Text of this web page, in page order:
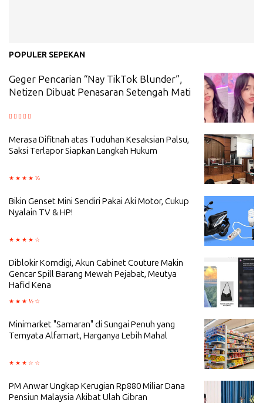
POPULER SEPEKAN
Geger Pencarian “Nay TikTok Blunder”,
Netizen Dibuat Penasaran Setengah Mati
Merasa Difitnah atas Tuduhan Kesaksian Palsu,
Saksi Terlapor Siapkan Langkah Hukum
Bikin Genset Mini Sendiri Pakai Aki Motor, Cukup
Nyalain TV & HP!
Diblokir Komdigi, Akun Cabinet Couture Makin
Gencar Spill Barang Mewah Pejabat, Meutya
Hafid Kena
Minimarket "Samaran" di Sungai Penuh yang
Ternyata Alfamart, Harganya Lebih Mahal
PM Anwar Ungkap Kerugian Rp880 Miliar Dana
Pensiun Malaysia Akibat Ulah Gibran